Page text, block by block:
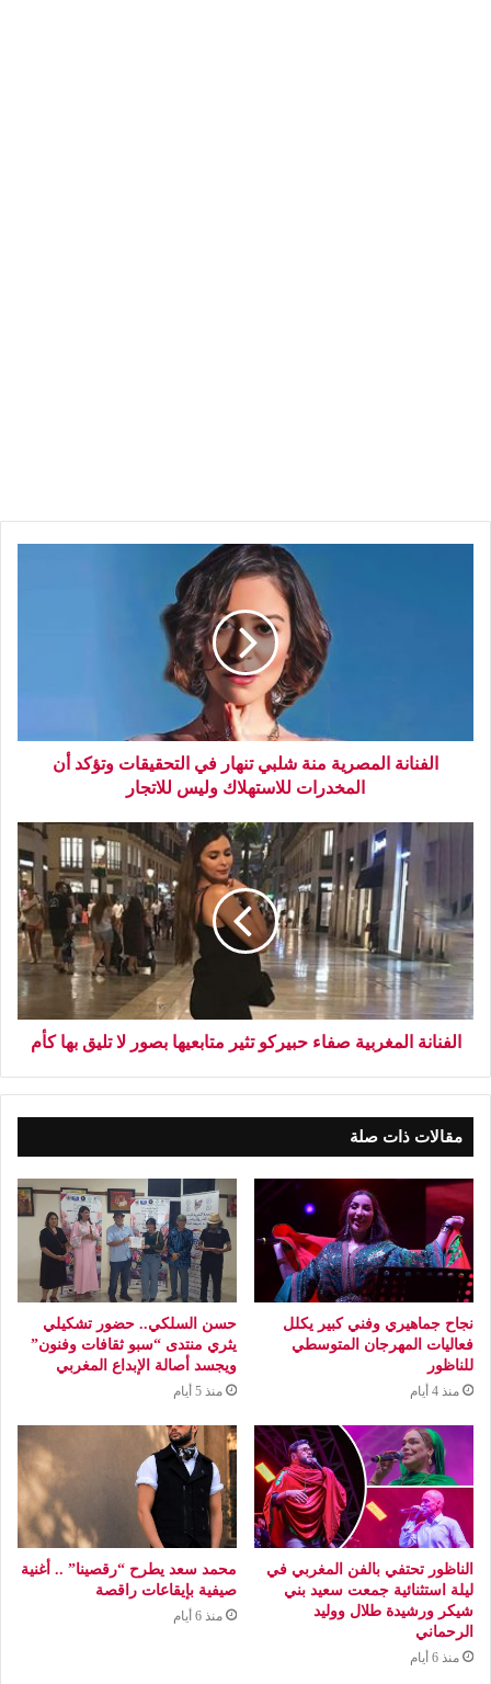
الفنانة المصرية منة شلبي تنهار في التحقيقات وتؤكد أن
المخدرات للاستهلاك وليس للاتجار
الفنانة المغربية صفاء حبيركو تثير متابعيها بصور لا تليق بها كأم
مقالات ذات صلة
نجاح جماهيري وفني كبير يكلل
فعاليات المهرجان المتوسطي
للناظور
منذ 4 أيام
حسن السلكي.. حضور تشكيلي
يثري منتدى “سبو ثقافات وفنون”
ويجسد أصالة الإبداع المغربي
منذ 5 أيام
الناظور تحتفي بالفن المغربي في
ليلة استثنائية جمعت سعيد بني
شيكر ورشيدة طلال ووليد
الرحماني
منذ 6 أيام
محمد سعد يطرح “رقصينا” .. أغنية
صيفية بإيقاعات راقصة
منذ 6 أيام